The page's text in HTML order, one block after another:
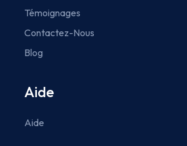
Témoignages
Contactez-Nous
Blog
Aide
Aide